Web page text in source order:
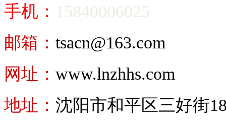
手机： 15840006025
邮箱： tsacn@163.com
网址： www.lnzhhs.com
地址： 沈阳市和平区三好街